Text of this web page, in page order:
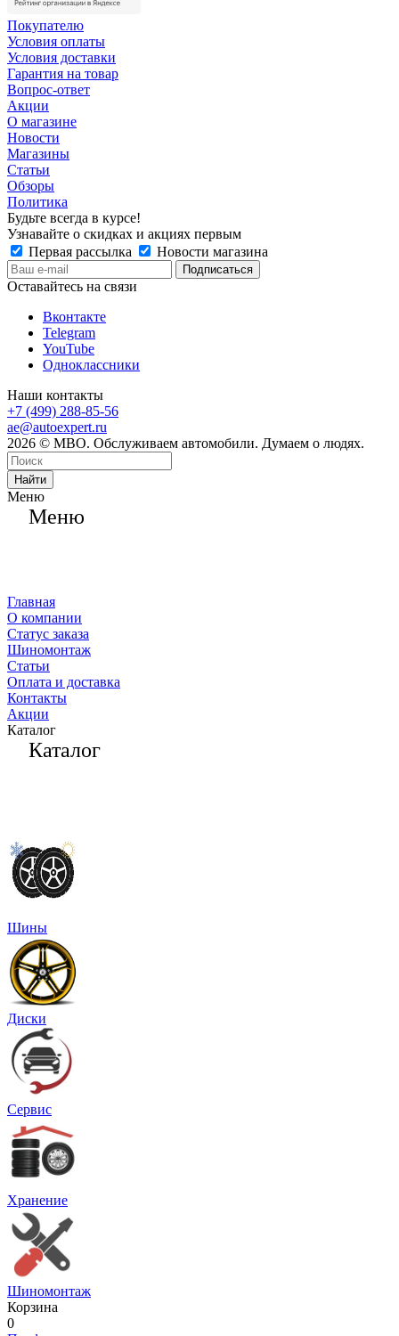
Покупателю
Условия оплаты
Условия доставки
Гарантия на товар
Вопрос-ответ
Акции
О магазине
Новости
Магазины
Статьи
Обзоры
Политика
Будьте всегда в курсе!
Узнавайте о скидках и акциях первым
Первая рассылка
Новости магазина
Оставайтесь на связи
Вконтакте
Telegram
YouTube
Одноклассники
Наши контакты
+7 (499) 288-85-56
ae@autoexpert.ru
2026 © МВО. Обслуживаем автомобили. Думаем о людях.
Найти
Меню
Меню
Главная
О компании
Статус заказа
Шиномонтаж
Статьи
Оплата и доставка
Контакты
Акции
Каталог
Каталог
Шины
Диски
Сервис
Хранение
Шиномонтаж
Корзина
0